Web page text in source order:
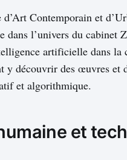
Contemporain et
dans l’univers du cabinet
artificielle dans la
y découvrir des œuvres et
et algorithmique.
et